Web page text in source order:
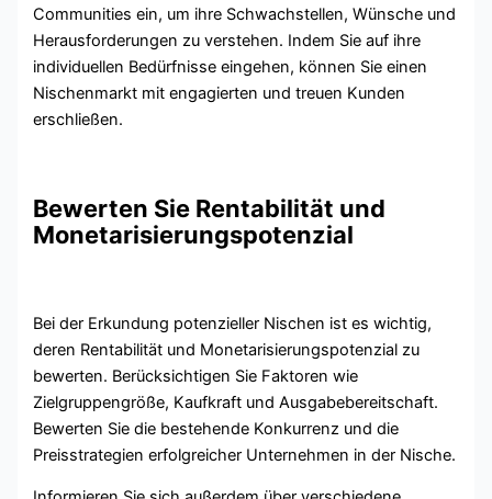
Communities ein, um ihre Schwachstellen, Wünsche und
Herausforderungen zu verstehen. Indem Sie auf ihre
individuellen Bedürfnisse eingehen, können Sie einen
Nischenmarkt mit engagierten und treuen Kunden
erschließen.
Bewerten Sie Rentabilität und
Monetarisierungspotenzial
Bei der Erkundung potenzieller Nischen ist es wichtig,
deren Rentabilität und Monetarisierungspotenzial zu
bewerten. Berücksichtigen Sie Faktoren wie
Zielgruppengröße, Kaufkraft und Ausgabebereitschaft.
Bewerten Sie die bestehende Konkurrenz und die
Preisstrategien erfolgreicher Unternehmen in der Nische.